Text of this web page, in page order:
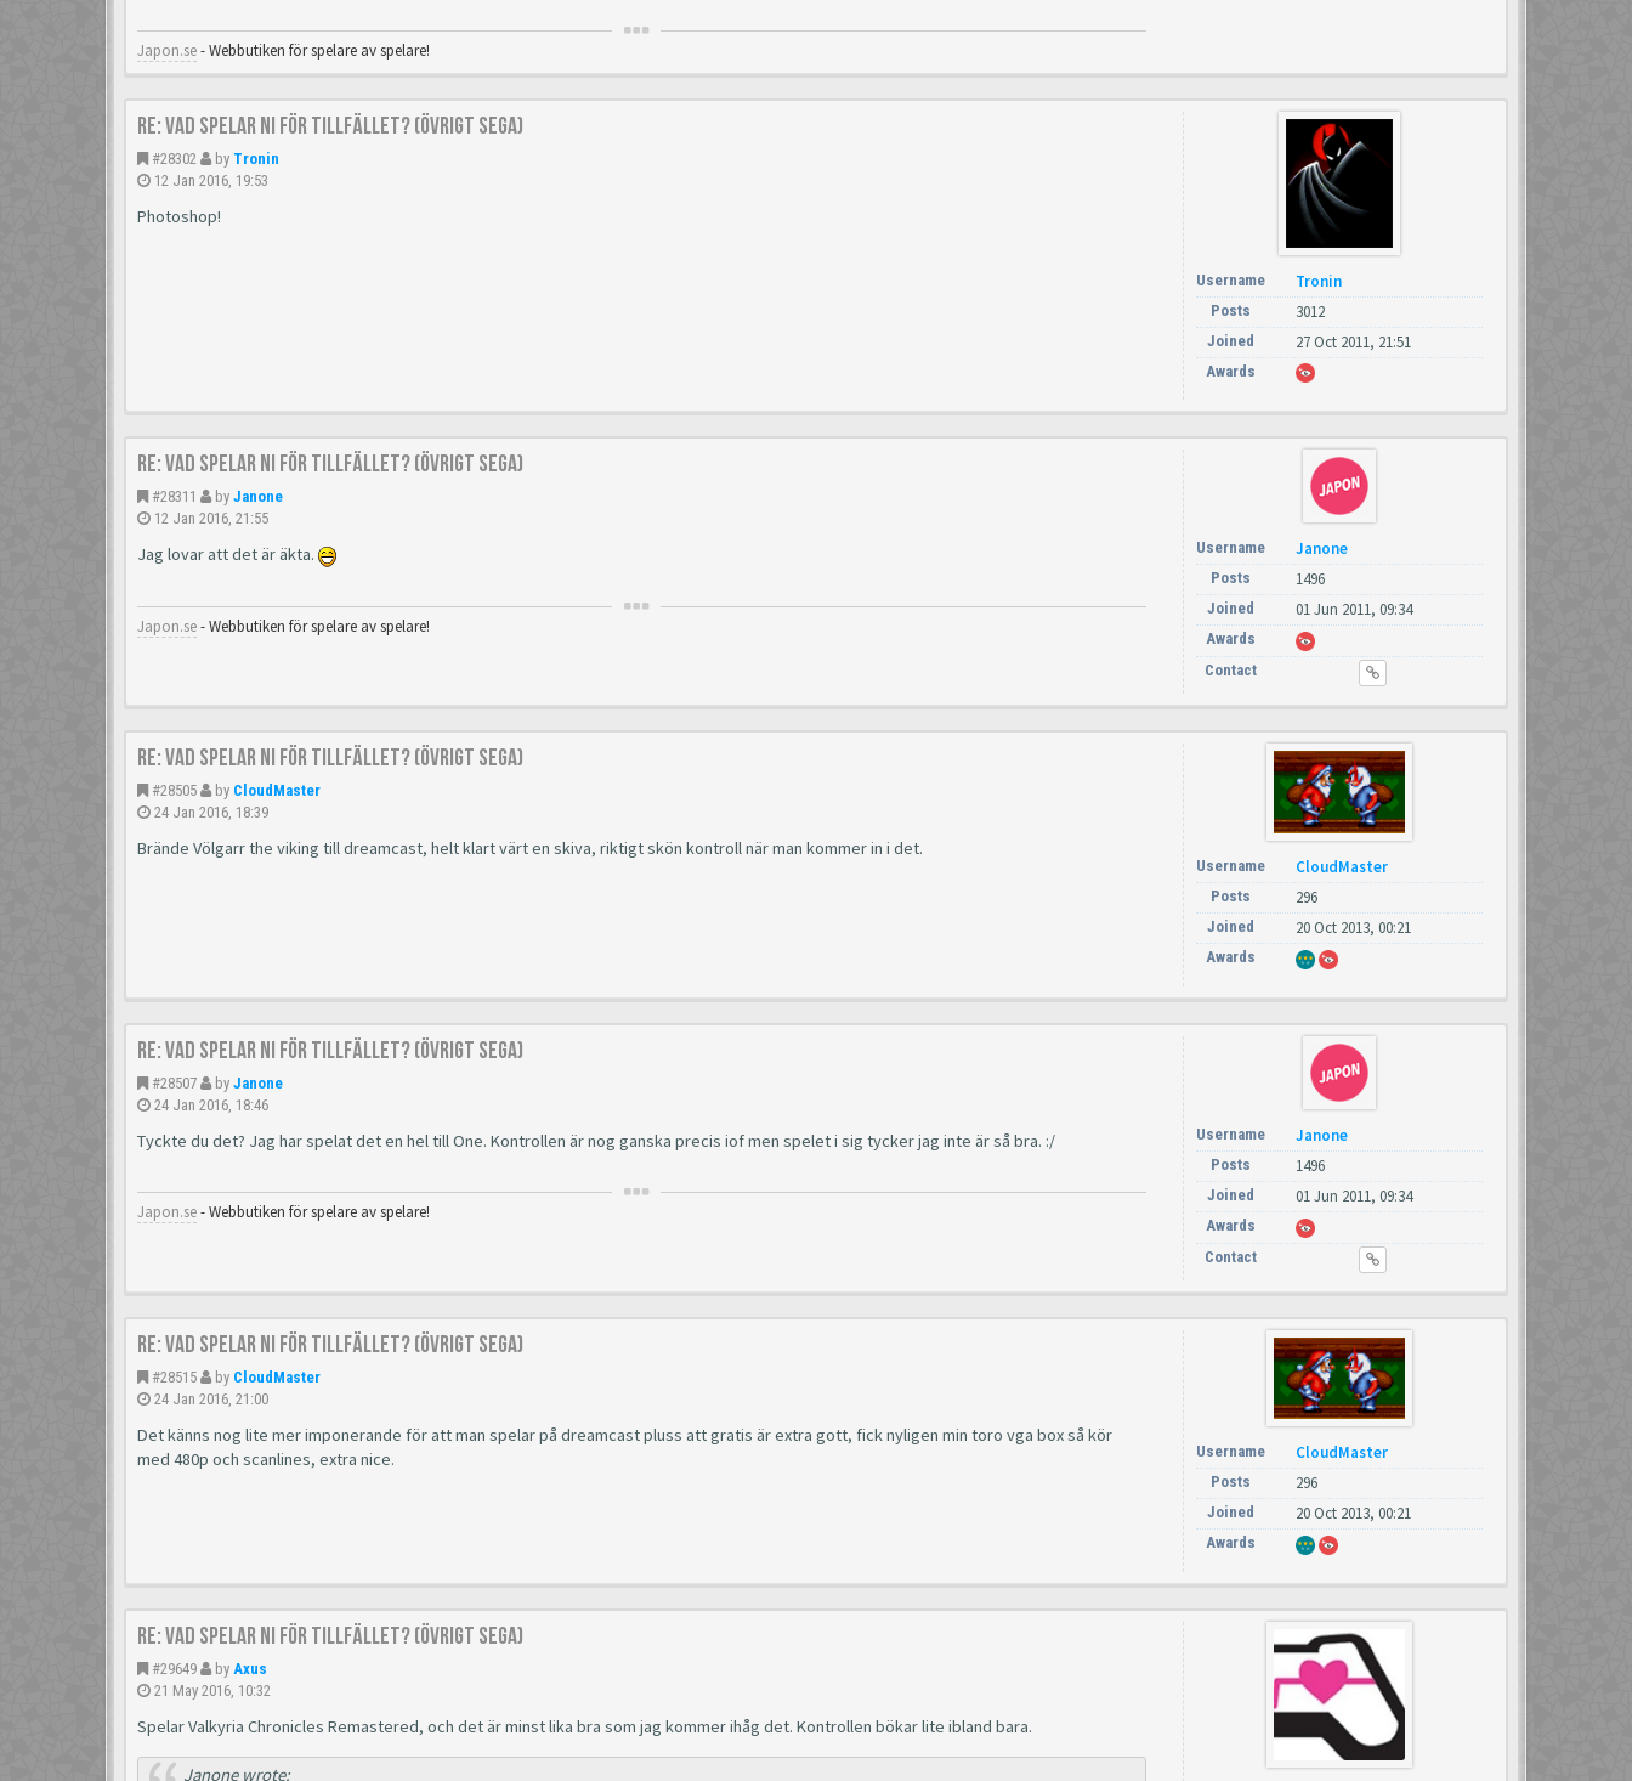
Japon.se- Webbutiken för spelare av spelare!
Re: Vad spelar ni för tillfället? (Övrigt Sega)
#28302 by Tronin
12 Jan 2016, 19:53
Photoshop!
Username Tronin
Posts 3012
Joined 27 Oct 2011, 21:51
Awards
Re: Vad spelar ni för tillfället? (Övrigt Sega)
#28311 by Janone
12 Jan 2016, 21:55
Jag lovar att det är äkta.
Japon.se- Webbutiken för spelare av spelare!
Username Janone
Posts 1496
Joined 01 Jun 2011, 09:34
Awards
Contact
Re: Vad spelar ni för tillfället? (Övrigt Sega)
#28505 by CloudMaster
24 Jan 2016, 18:39
Brände Völgarr the viking till dreamcast, helt klart värt en skiva, riktigt skön kontroll när man kommer in i det.
Username CloudMaster
Posts 296
Joined 20 Oct 2013, 00:21
Awards
Re: Vad spelar ni för tillfället? (Övrigt Sega)
#28507 by Janone
24 Jan 2016, 18:46
Tyckte du det? Jag har spelat det en hel till One. Kontrollen är nog ganska precis iof men spelet i sig tycker jag inte är så bra. :/
Japon.se- Webbutiken för spelare av spelare!
Username Janone
Posts 1496
Joined 01 Jun 2011, 09:34
Awards
Contact
Re: Vad spelar ni för tillfället? (Övrigt Sega)
#28515 by CloudMaster
24 Jan 2016, 21:00
Det känns nog lite mer imponerande för att man spelar på dreamcast pluss att gratis är extra gott, fick nyligen min toro vga box så kör
med 480p och scanlines, extra nice.
Username CloudMaster
Posts 296
Joined 20 Oct 2013, 00:21
Awards
Re: Vad spelar ni för tillfället? (Övrigt Sega)
#29649 by Axus
21 May 2016, 10:32
Spelar Valkyria Chronicles Remastered, och det är minst lika bra som jag kommer ihåg det. Kontrollen bökar lite ibland bara.
Janone wrote: